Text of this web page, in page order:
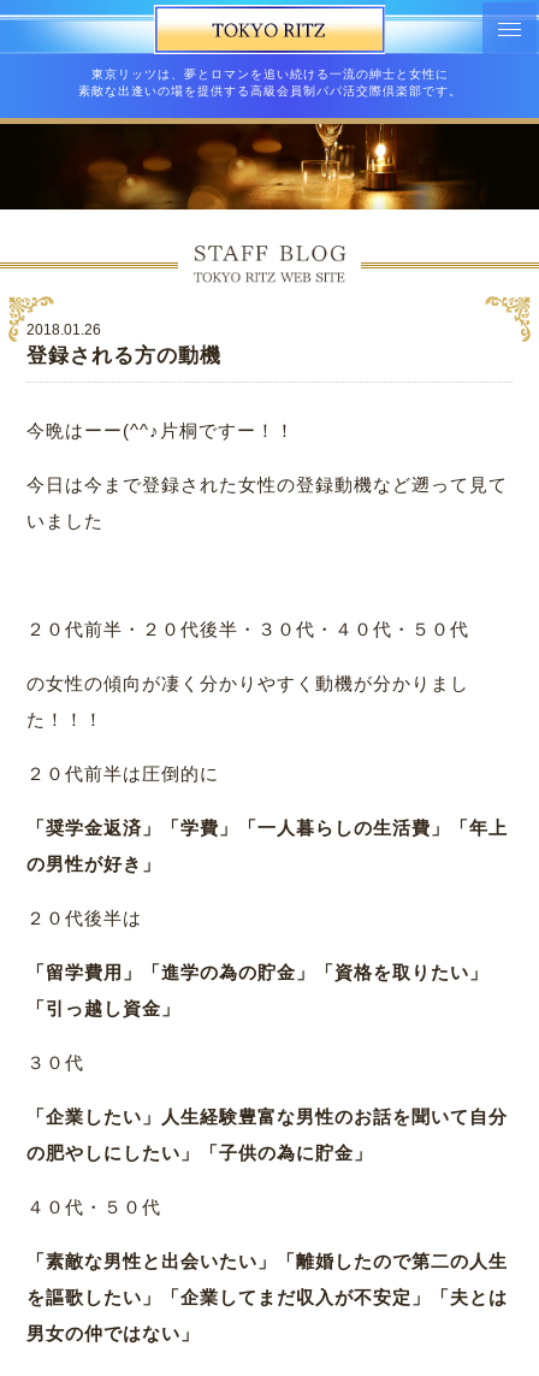
東京リッツは、夢とロマンを追い続ける一流の紳士と女性に
素敵な出逢いの場を提供する高級会員制パパ活交際倶楽部です。
2018.01.26
登録される方の動機
今晩はーー(^^♪片桐ですー！！
今日は今まで登録された女性の登録動機など遡って見て
いました
２０代前半・２０代後半・３０代・４０代・５０代
の女性の傾向が凄く分かりやすく動機が分かりまし
た！！！
２０代前半は圧倒的に
「奨学金返済」「学費」「一人暮らしの生活費」「年上
の男性が好き」
２０代後半は
「留学費用」「進学の為の貯金」「資格を取りたい」
「引っ越し資金」
３０代
「企業したい」人生経験豊富な男性のお話を聞いて自分
の肥やしにしたい」「子供の為に貯金」
４０代・５０代
「素敵な男性と出会いたい」「離婚したので第二の人生
を謳歌したい」「企業してまだ収入が不安定」「夫とは
男女の仲ではない」